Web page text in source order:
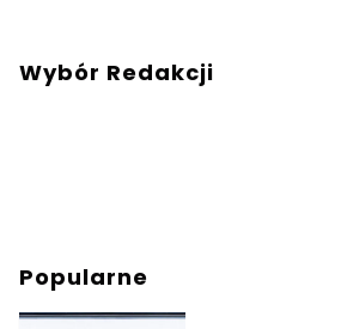
Wybór Redakcji
Popularne